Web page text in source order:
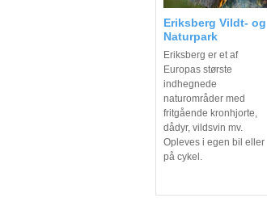
Eriksberg Vildt- og
Naturpark
Eriksberg er et af
Europas største
indhegnede
naturområder med
fritgående kronhjorte,
dådyr, vildsvin mv.
Opleves i egen bil eller
på cykel.